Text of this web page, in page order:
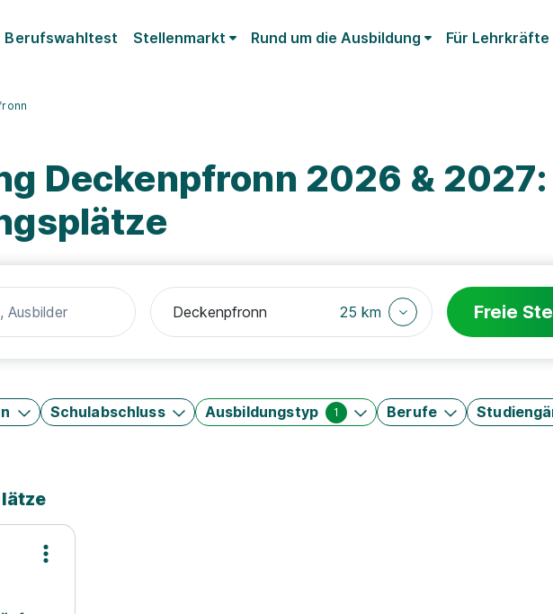
Berufswahltest Stellenmarkt Rund um die Ausbildung Für Lehrkräfte
Deckenpfronn 2026 & 2027:
25 km Freie
Schulabschluss Ausbildungstyp 1 Berufe